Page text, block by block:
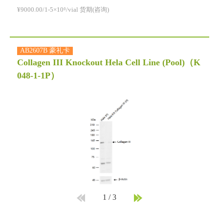
¥9000.00/1-5×10⁶/vial 货期(咨询)
AB2607B 豪礼卡
Collagen III Knockout Hela Cell Line (Pool) （K
048-1-1P）
1 /3